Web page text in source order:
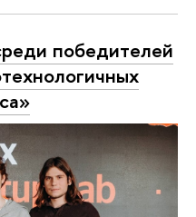
победителей